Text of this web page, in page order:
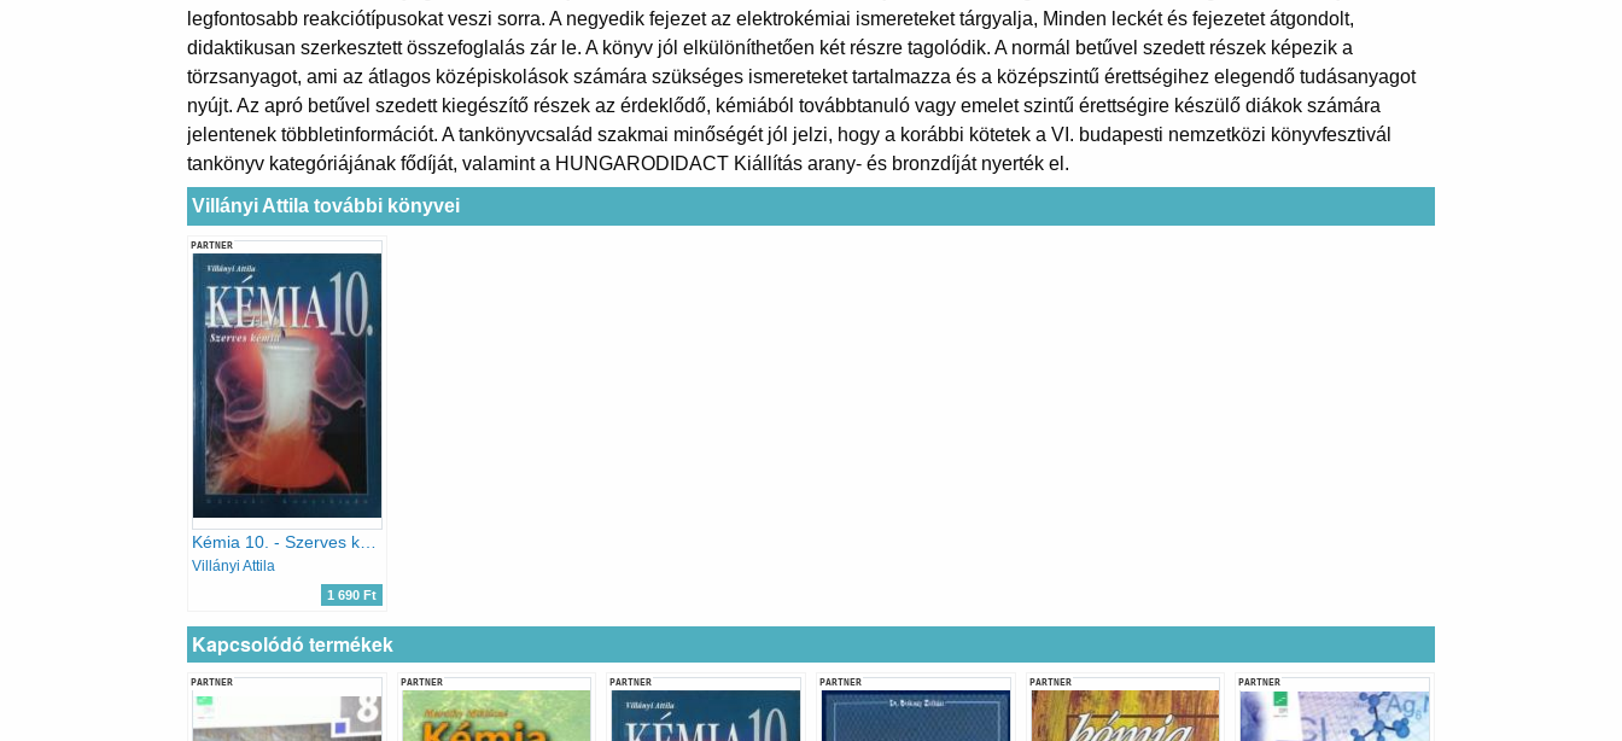
legfontosabb reakciótípusokat veszi sorra. A negyedik fejezet az elektrokémiai ismereteket tárgyalja, Minden leckét és fejezetet átgondolt,
didaktikusan szerkesztett összefoglalás zár le. A könyv jól elkülöníthetően két részre tagolódik. A normál betűvel szedett részek képezik a
törzsanyagot, ami az átlagos középiskolások számára szükséges ismereteket tartalmazza és a középszintű érettségihez elegendő tudásanyagot
nyújt. Az apró betűvel szedett kiegészítő részek az érdeklődő, kémiából továbbtanuló vagy emelet szintű érettségire készülő diákok számára
jelentenek többletinformációt. A tankönyvcsalád szakmai minőségét jól jelzi, hogy a korábbi kötetek a VI. budapesti nemzetközi könyvfesztivál
tankönyv kategóriájának fődíját, valamint a HUNGARODIDACT Kiállítás arany- és bronzdíját nyerték el.
Villányi Attila további könyvei
PARTNER
Kémia 10. - Szerves kémia
Villányi Attila
1 690 Ft
Kapcsolódó termékek
PARTNER PARTNER PARTNER PARTNER PARTNER PARTNER